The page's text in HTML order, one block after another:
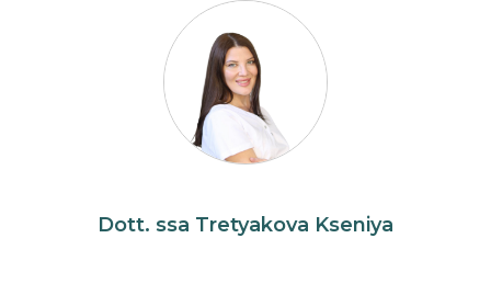
Dott. ssa Tretyakova Kseniya